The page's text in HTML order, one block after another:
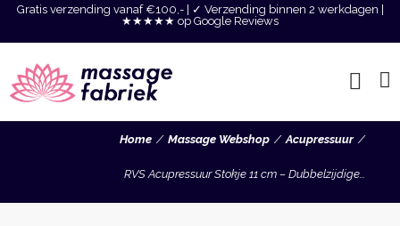
Gratis verzending vanaf €100,- | ✓ Verzending binnen 2 werkdagen |
★★★★★ op Google Reviews
Home Massage Webshop Acupressuur
RVS Acupressuur Stokje 11 cm – Dubbelzijdige...